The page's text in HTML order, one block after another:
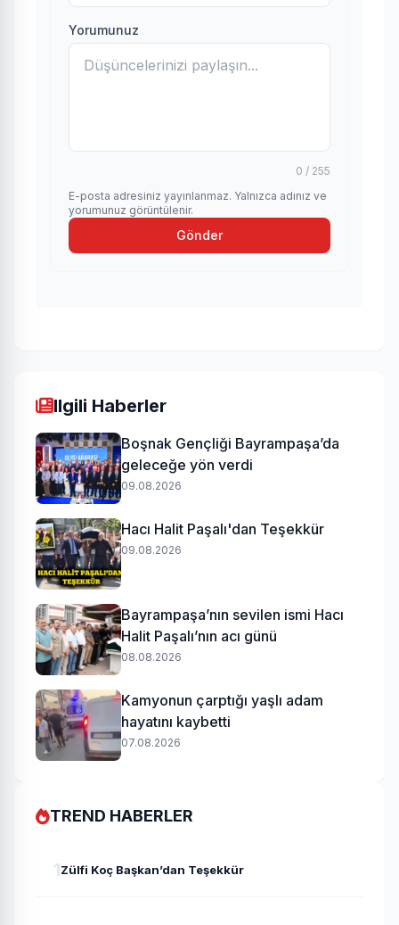
Yorumunuz
0 / 255
E-posta adresiniz yayınlanmaz. Yalnızca adınız ve
yorumunuz görüntülenir.
Gönder
Ilgili Haberler
Boşnak Gençliği Bayrampaşa’da
geleceğe yön verdi
09.08.2026
Hacı Halit Paşalı'dan Teşekkür
09.08.2026
Bayrampaşa’nın sevilen ismi Hacı
Halit Paşalı’nın acı günü
08.08.2026
Kamyonun çarptığı yaşlı adam
hayatını kaybetti
07.08.2026
TREND HABERLER
1Zülfi Koç Başkan’dan Teşekkür